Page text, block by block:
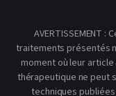
AVERTISSEMENT
traitements présentés
moment où leur
thérapeutique ne peut
techniques